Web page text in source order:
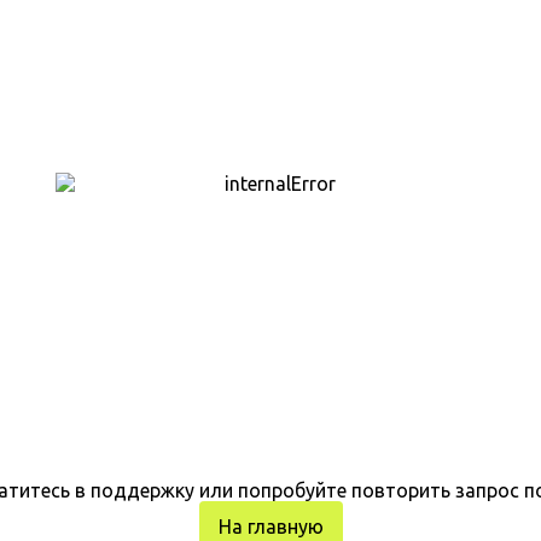
в поддержку или попробуйте повторить запрос
На главную